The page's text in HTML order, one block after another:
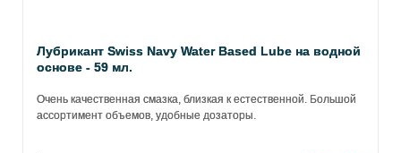
Лубрикант Swiss Navy Water Based Lube на водной
основе - 59 мл.
Очень качественная смазка, близкая к естественной. Большой
ассортимент объемов, удобные дозаторы.